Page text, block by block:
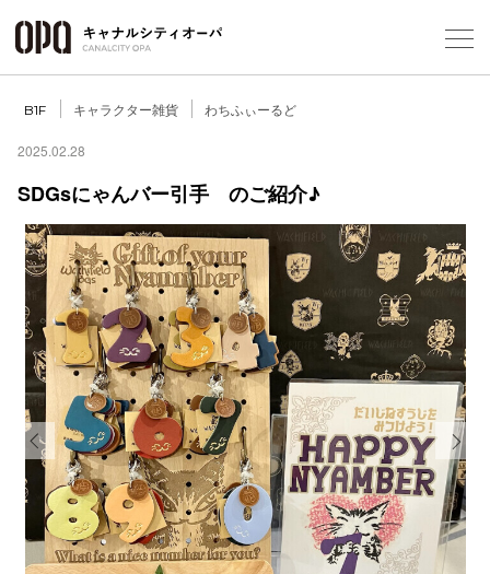
B1F キャラクター雑貨 わちふぃーるど
2025.02.28
SDGsにゃんバー引手 のご紹介♪
Previous Next
ショッ
施設案内
アクセ
スタッ
電話で